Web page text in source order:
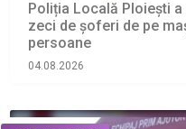
Poliția Locală Ploiești
zeci de șoferi de pe
persoane
04.08.2026